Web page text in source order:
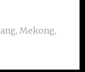
, Mekong,